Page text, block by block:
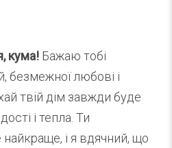
кума! Бажаю тобі
безмежної любові і
твій дім завжди буде
і тепла. Ти
і я вдячний, що